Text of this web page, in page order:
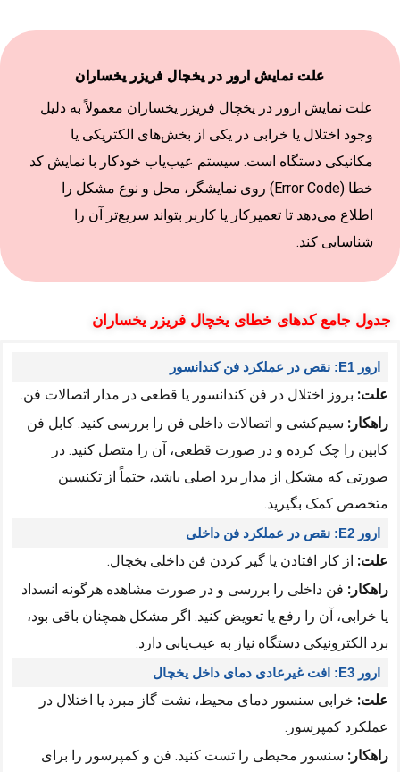
علت نمایش ارور در یخچال فریزر یخساران
علت نمایش ارور در یخچال فریزر یخساران معمولاً به دلیل
وجود اختلال یا خرابی در یکی از بخش‌های الکتریکی یا
مکانیکی دستگاه است. سیستم عیب‌یاب خودکار با نمایش کد
خطا (Error Code) روی نمایشگر، محل و نوع مشکل را
اطلاع می‌دهد تا تعمیرکار یا کاربر بتواند سریع‌تر آن را
شناسایی کند.
جدول جامع کدهای خطای یخچال فریزر یخساران
ارور E1: نقص در عملکرد فن کندانسور
علت: بروز اختلال در فن کندانسور یا قطعی در مدار اتصالات فن.
راهکار: سیم‌کشی و اتصالات داخلی فن را بررسی کنید. کابل فن
کابین را چک کرده و در صورت قطعی، آن را متصل کنید. در
صورتی که مشکل از مدار برد اصلی باشد، حتماً از تکنسین
متخصص کمک بگیرید.
ارور E2: نقص در عملکرد فن داخلی
علت: از کار افتادن یا گیر کردن فن داخلی یخچال.
راهکار: فن داخلی را بررسی و در صورت مشاهده هرگونه انسداد
یا خرابی، آن را رفع یا تعویض کنید. اگر مشکل همچنان باقی بود،
برد الکترونیکی دستگاه نیاز به عیب‌یابی دارد.
ارور E3: افت غیرعادی دمای داخل یخچال
علت: خرابی سنسور دمای محیط، نشت گاز مبرد یا اختلال در
عملکرد کمپرسور.
راهکار: سنسور محیطی را تست کنید. فن و کمپرسور را برای